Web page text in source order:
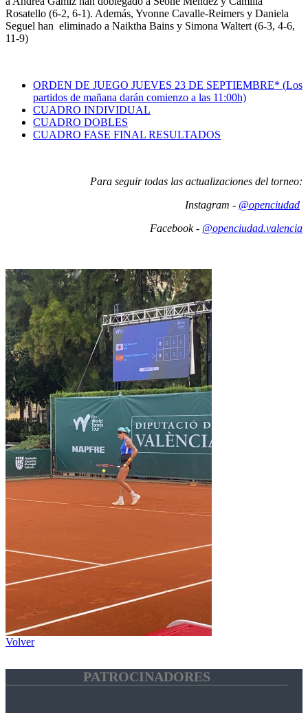
Rosatello (6-2, 6-1). Además, Yvonne Cavalle-Reimers y Daniela
Seguel han eliminado a Naiktha Bains y Simona Waltert (6-3, 4-6,
11-9)
ORDEN DE JUEGO JUEVES 23 DE SEPTIEMBRE* (Los
partidos de mañana darán comienzo a las 11:00h)
CUADRO INDIVIDUAL
CUADRO DOBLES
CUADRO FASE FINAL RESULTADOS
Para seguir todas las actualizaciones del torneo:
Instagram - @openciudad
Facebook - @openciudad.valencia
Volver
PATROCINADORES